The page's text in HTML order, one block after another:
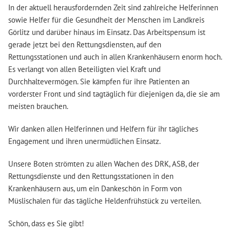
In der aktuell herausfordernden Zeit sind zahlreiche Helferinnen
sowie Helfer für die Gesundheit der Menschen im Landkreis
Görlitz und darüber hinaus im Einsatz. Das Arbeitspensum ist
gerade jetzt bei den Rettungsdiensten, auf den
Rettungsstationen und auch in allen Krankenhäusern enorm hoch.
Es verlangt von allen Beteiligten viel Kraft und
Durchhaltevermögen. Sie kämpfen für ihre Patienten an
vorderster Front und sind tagtäglich für diejenigen da, die sie am
meisten brauchen.
Wir danken allen Helferinnen und Helfern für ihr tägliches
Engagement und ihren unermüdlichen Einsatz.
Unsere Boten strömten zu allen Wachen des DRK, ASB, der
Rettungsdienste und den Rettungsstationen in den
Krankenhäusern aus, um ein Dankeschön in Form von
Müslischalen für das tägliche Heldenfrühstück zu verteilen.
Schön, dass es Sie gibt!